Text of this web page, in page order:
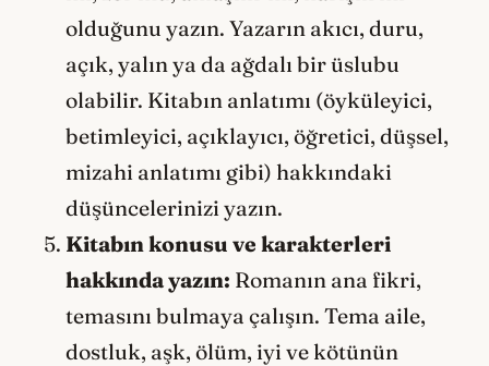
olduğunu yazın. Yazarın akıcı, duru,
açık, yalın ya da ağdalı bir üslubu
olabilir. Kitabın anlatımı (öyküleyici,
betimleyici, açıklayıcı, öğretici, düşsel,
mizahi anlatımı gibi) hakkındaki
düşüncelerinizi yazın.
Kitabın konusu ve karakterleri
hakkında yazın: Romanın ana fikri,
temasını bulmaya çalışın. Tema aile,
dostluk, aşk, ölüm, iyi ve kötünün